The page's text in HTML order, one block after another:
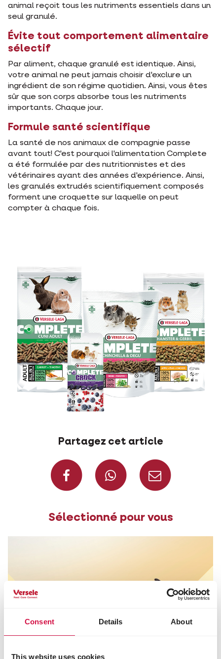
Consent Details About
This website uses cookies
animal reçoit tous les nutriments essentiels dans un
seul granulé.
Évite tout comportement alimentaire
sélectif
Par aliment, chaque granulé est identique. Ainsi,
votre animal ne peut jamais choisir d'exclure un
ingrédient de son régime quotidien. Ainsi, vous êtes
sûr que son corps absorbe tous les nutriments
importants. Chaque jour.
Formule santé scientifique
La santé de nos animaux de compagnie passe
avant tout! C'est pourquoi l'alimentation Complete
a été formulée par des nutritionnistes et des
vétérinaires ayant des années d'expérience. Ainsi,
les granulés extrudés scientifiquement composés
forment une croquette sur laquelle on peut
compter à chaque fois.
Partagez cet article
Partagez sur
Partagez
Sélectionné pour vous